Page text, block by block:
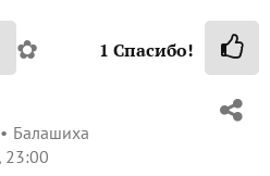
✿ 1 Спасибо!
Балашиха
23:00